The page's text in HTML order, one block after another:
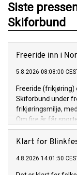
Siste
Skiforbund
Freeride inn i
5.8.2026 08:08:00
Freeride (frikjøring)
Skiforbund under
frikjøringsmiljø,
Om fire år får
Klart for
4.8.2026 14:01:50